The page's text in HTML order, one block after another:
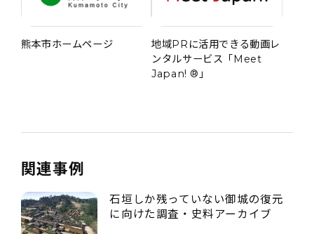
熊本市ホームページ
地域PRに活用できる動画レ
ンタルサービス「Meet
Japan! ®」
関連事例
石垣しか残っていない御城の復元
に向けた調査・史料アーカイブ